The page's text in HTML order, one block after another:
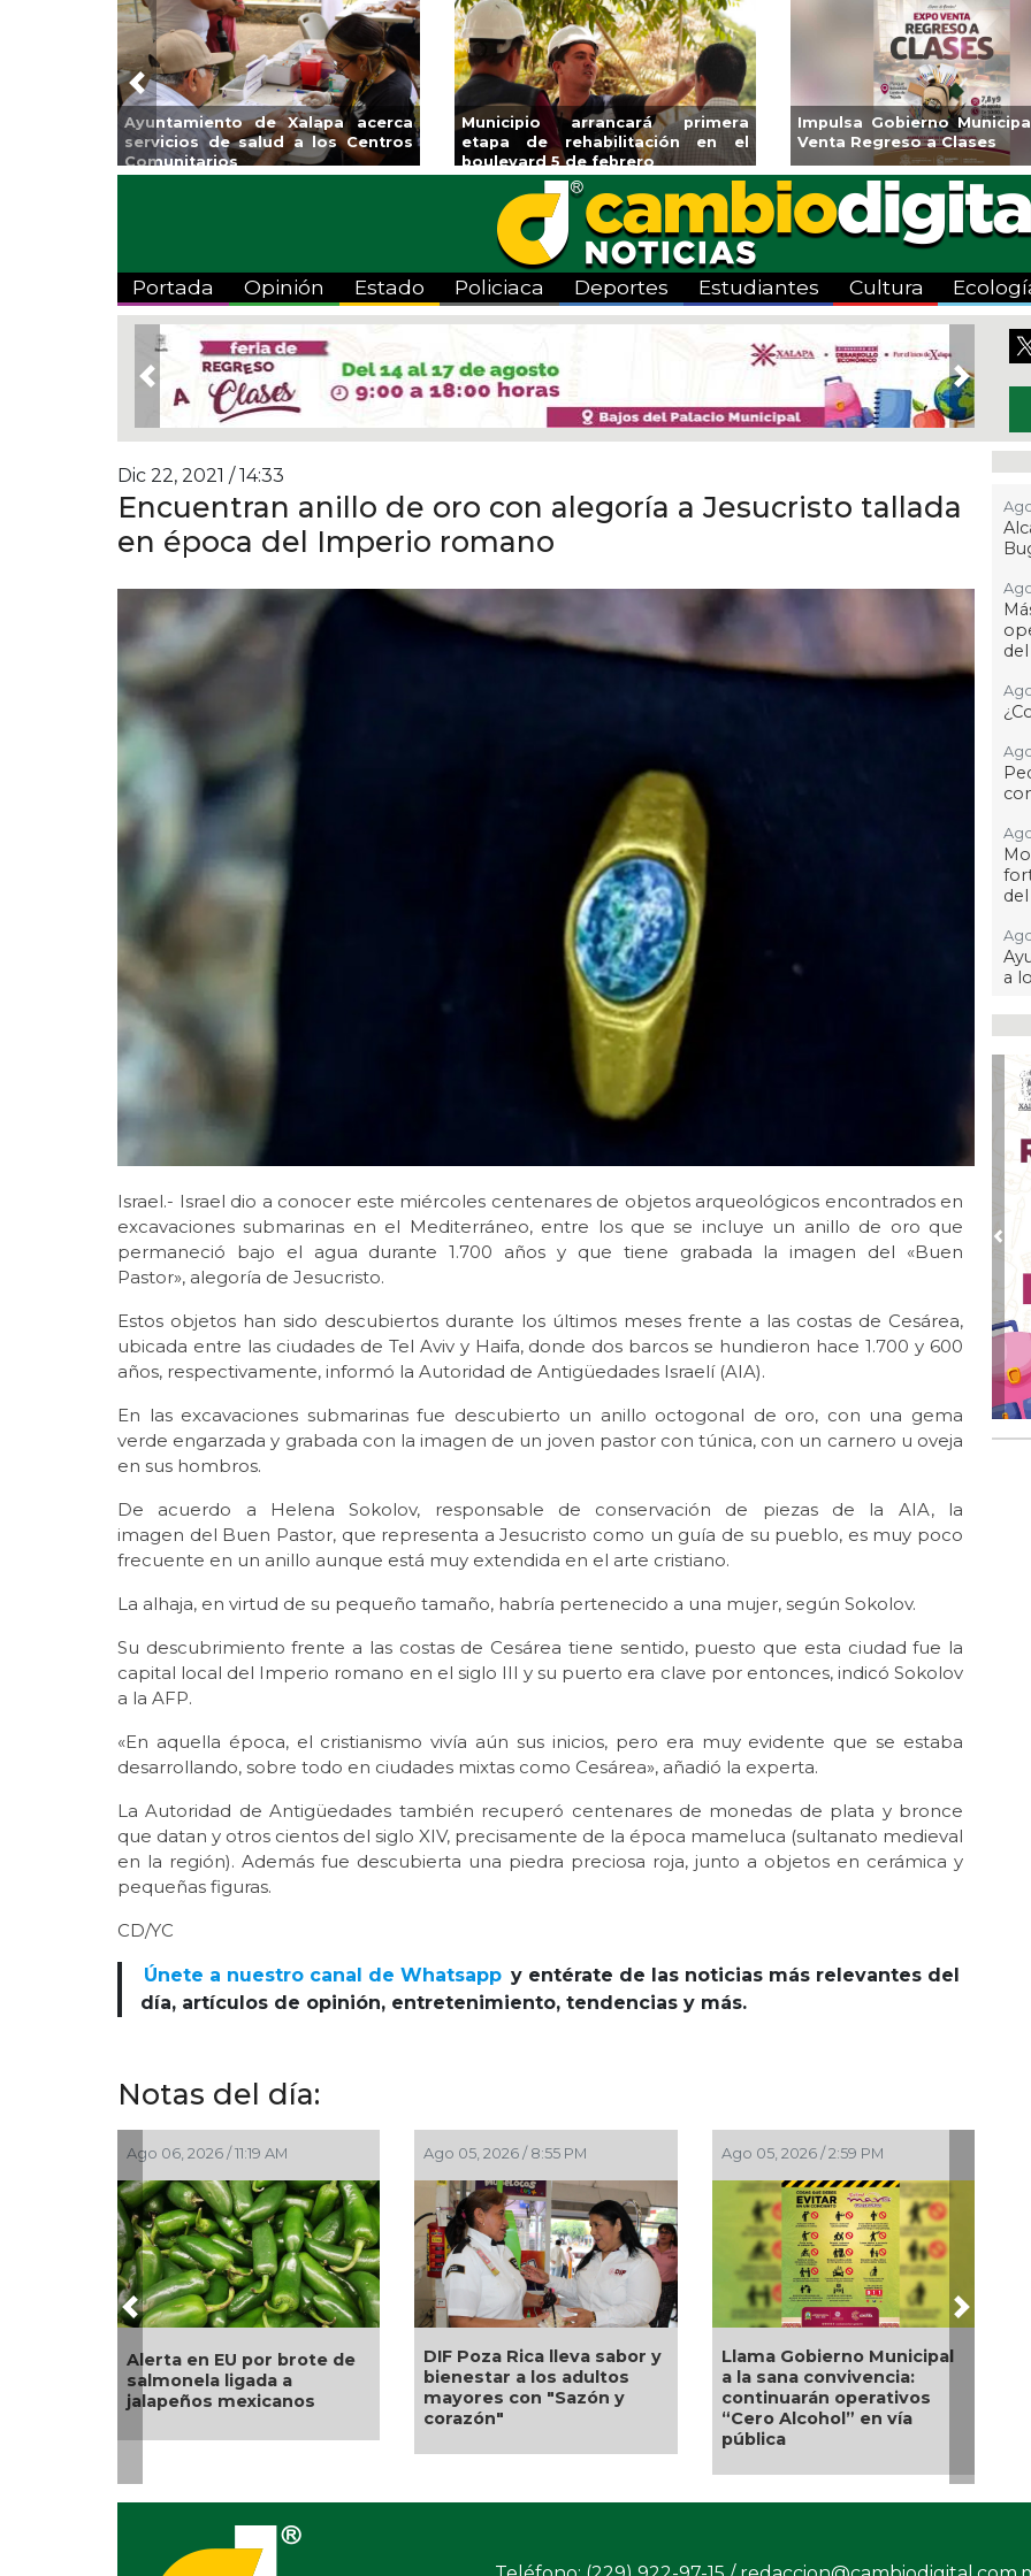
Municipio arrancará primera
etapa de rehabilitación en el
boulevard 5 de febrero
Impulsa Gobierno Municipal Expo
Venta Regreso a Clases
Reabrirá
Alberca
Centro
Previous
Portada Opinión Estado Policiaca Deportes Estudiantes Cultura
Previous Next
Dic 22, 2021 / 14:33
Encuentran anillo de oro con alegoría a Jesucristo tallada
en época del Imperio romano
Israel.- Israel dio a conocer este miércoles centenares de objetos arqueológicos encontrados en
excavaciones submarinas en el Mediterráneo, entre los que se incluye un anillo de oro que
permaneció bajo el agua durante 1.700 años y que tiene grabada la imagen del «Buen
Pastor», alegoría de Jesucristo.
Estos objetos han sido descubiertos durante los últimos meses frente a las costas de Cesárea,
ubicada entre las ciudades de Tel Aviv y Haifa, donde dos barcos se hundieron hace 1.700 y 600
años, respectivamente, informó la Autoridad de Antigüedades Israelí (AIA).
En las excavaciones submarinas fue descubierto un anillo octogonal de oro, con una gema
verde engarzada y grabada con la imagen de un joven pastor con túnica, con un carnero u oveja
en sus hombros.
De acuerdo a Helena Sokolov, responsable de conservación de piezas de la AIA, la
imagen del Buen Pastor, que representa a Jesucristo como un guía de su pueblo, es muy poco
frecuente en un anillo aunque está muy extendida en el arte cristiano.
La alhaja, en virtud de su pequeño tamaño, habría pertenecido a una mujer, según Sokolov.
Su descubrimiento frente a las costas de Cesárea tiene sentido, puesto que esta ciudad fue la
capital local del Imperio romano en el siglo III y su puerto era clave por entonces, indicó Sokolov
a la AFP.
«En aquella época, el cristianismo vivía aún sus inicios, pero era muy evidente que se estaba
desarrollando, sobre todo en ciudades mixtas como Cesárea», añadió la experta.
La Autoridad de Antigüedades también recuperó centenares de monedas de plata y bronce
que datan y otros cientos del siglo XIV, precisamente de la época mameluca (sultanato medieval
en la región). Además fue descubierta una piedra preciosa roja, junto a objetos en cerámica y
pequeñas figuras.
CD/YC
Únete a nuestro canal de Whatsapp y entérate de las noticias más relevantes del
día, artículos de opinión, entretenimiento, tendencias y más.
Notas del día:
EU por brote de
Ago 05, 2026 / 8:55 PM
DIF Poza Rica lleva sabor y
bienestar a los adultos
mayores con "Sazón y
Ago 05, 2026 / 2:59 PM
Llama Gobierno Municipal
a la sana convivencia:
continuarán operativos
Ago 05, 2026 / 2:56 PM
La UNAM analiza sanción
de hasta 20 millones de
pesos a Territorium Life
Previous Next
a